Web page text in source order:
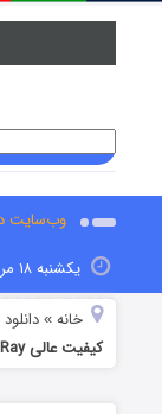
وب‌سایت
یکشنبه ۱۸ مرداد ۱۴۰۵
خانه »
کیفیت عالی BluRay